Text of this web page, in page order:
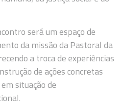
será um espaço de
da missão da Pastoral da
a troca de experiências
de ações concretas
situação de